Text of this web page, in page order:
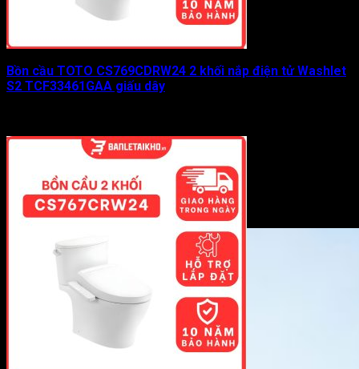
Bồn cầu TOTO CS769CDRW24 2 khối nắp điện tử Washlet
S2 TCF33461GAA giấu dây